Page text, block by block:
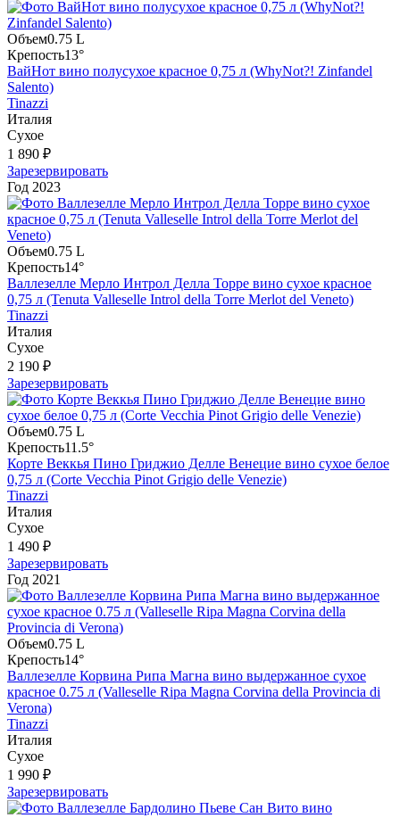
Объем0.75 L
Крепость13°
ВайНот вино полусухое красное 0,75 л (WhyNot?! Zinfandel
Salento)
Tinazzi
Италия
Сухое
1 890 ₽
Зарезервировать
Год 2023
Объем0.75 L
Крепость14°
Валлезелле Мерло Интрол Делла Торре вино сухое красное
0,75 л (Tenuta Valleselle Introl della Torre Merlot del Veneto)
Tinazzi
Италия
Сухое
2 190 ₽
Зарезервировать
Объем0.75 L
Крепость11.5°
Корте Веккья Пино Гриджио Делле Венецие вино сухое белое
0,75 л (Corte Vecchia Pinot Grigio delle Venezie)
Tinazzi
Италия
Сухое
1 490 ₽
Зарезервировать
Год 2021
Объем0.75 L
Крепость14°
Валлезелле Корвина Рипа Магна вино выдержанное сухое
красное 0.75 л (Valleselle Ripa Magna Corvina della Provincia di
Verona)
Tinazzi
Италия
Сухое
1 990 ₽
Зарезервировать